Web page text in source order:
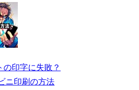
の印字に失敗？
ニ印刷の方法